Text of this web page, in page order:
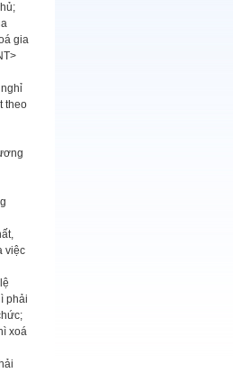
gia
theo
việc
phải
xoá